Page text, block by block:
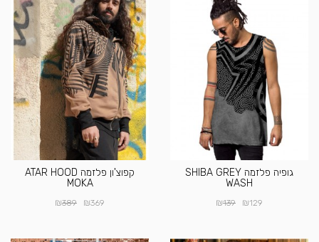
גופיה פלזמה SHIBA GREY
WASH
₪129
₪139
קפוצ'ון פלזמה ATAR HOOD
MOKA
₪369
₪389